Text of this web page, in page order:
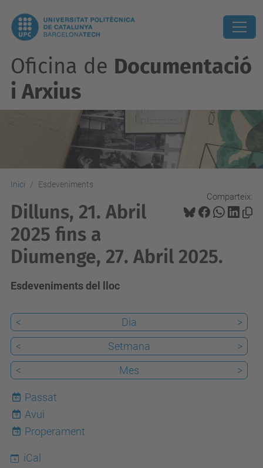
Oficina de Documentació
i Arxius
Inici Esdeveniments
Comparteix:
Dilluns, 21. Abril
2025 fins a
Diumenge, 27. Abril 2025.
Esdeveniments del lloc
< Dia
>
<
Setmana
>
<
Mes >
Passat
9
Avui
Properament
iCal